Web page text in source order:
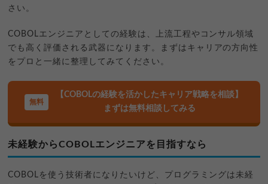
さい。
COBOLエンジニアとしての経験は、上流工程やコンサル領域
でも高く評価される武器になります。まずはキャリアの方向性
をプロと一緒に整理してみてください。
【COBOLの経験を活かしたキャリア戦略を相談】
まずは無料相談してみる
未経験からCOBOLエンジニアを目指すなら
COBOLを使う技術者になりたいけど、プログラミングは未経